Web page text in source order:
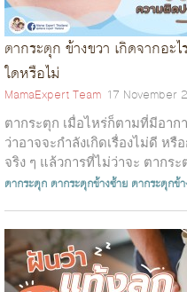
ตากระตุก ข้างขวา เกิดจาก
ใดหรือไม่
MamaExpert Team 17 November
ตากระตุก เมื่อไหร่ก็ตามที่มีอา
ว่าอาจจะกำลังเกิดเรื่องไม่ดี หรื
จริง ๆ แล้วการที่ไม่ว่าจะ ตากร
ตากระตุก ตากระตุกข้างซ้าย ตากระตุกข้